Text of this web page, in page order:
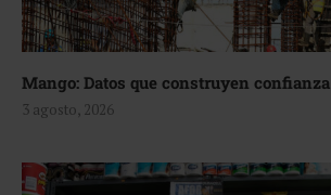
Mango: Datos que construyen confianza
3 agosto, 2026